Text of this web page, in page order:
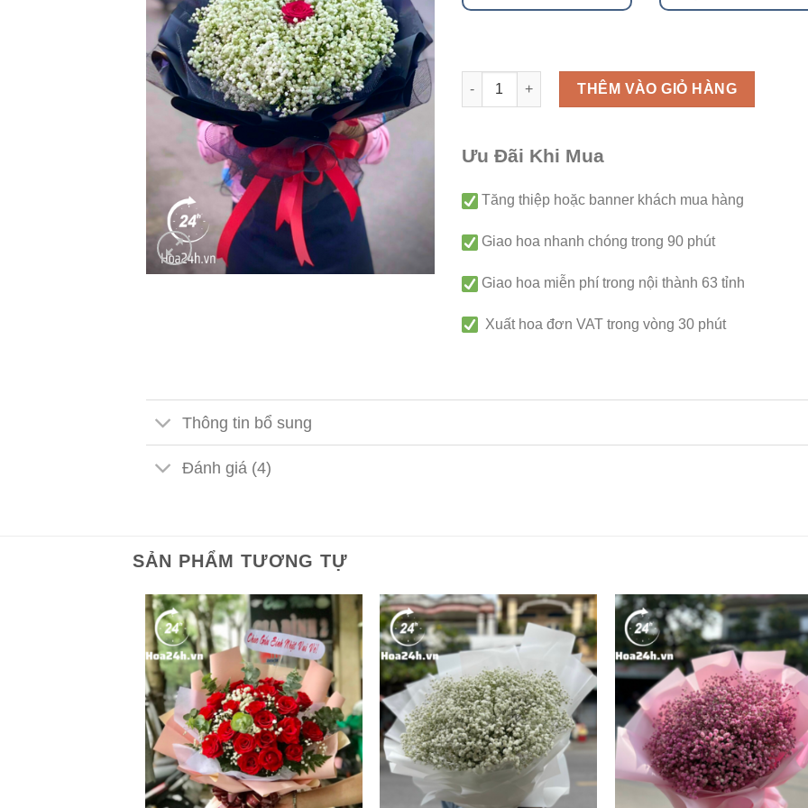
Bó hoa - B192 số lượng
THÊM VÀO GIỎ HÀNG
Ưu Đãi Khi Mua
Tăng thiệp hoặc banner khách mua hàng
Giao hoa nhanh chóng trong 90 phút
Giao hoa miễn phí trong nội thành 63 tỉnh
Xuất hoa đơn VAT trong vòng 30 phút
Thông tin bổ sung
Đánh giá (4)
SẢN PHẨM TƯƠNG TỰ